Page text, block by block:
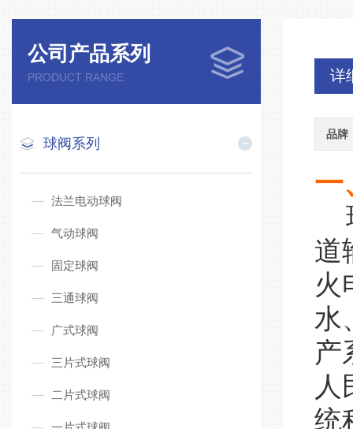
公司产品系列
PRODUCT RANGE
球阀系列
法兰电动球阀
气动球阀
固定球阀
三通球阀
广式球阀
三片式球阀
二片式球阀
详
品牌
一
道
火
水
产
统